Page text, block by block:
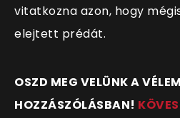
vitatkozna azon, hogy
elejtett prédát.
OSZD MEG VELÜNK A
HOZZÁSZÓLÁSBAN!